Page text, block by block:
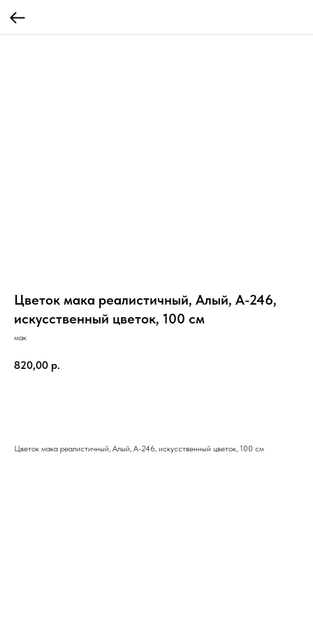
Цветок мака реалистичный, Алый, А-246,
искусственный цветок, 100 см
мак
820,00 р.
Цветок мака реалистичный, Алый, А-246, искусственный цветок, 100 см